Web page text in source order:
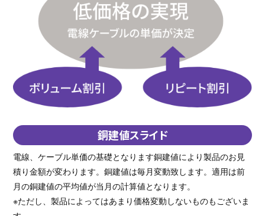
銅建値スライド
電線、ケーブル単価の基礎となります銅建値により製品のお見
積り金額が変わります。銅建値は毎月変動致します。適用は前
月の銅建値の平均値が当月の計算値となります。
※ただし、製品によってはあまり価格変動しないものもございま